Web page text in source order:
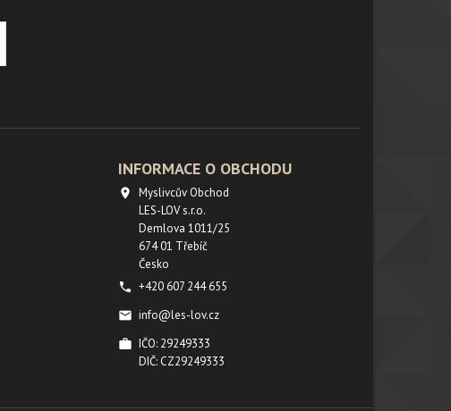
INFORMACE O OBCHODU

Myslivcův Obchod
LES-LOV s.r.o.
Demlova 1011/25
674 01 Třebíč
Česko
 +420 607 244 655
 info@les-lov.cz
 IČO: 29249333
DIČ: CZ29249333